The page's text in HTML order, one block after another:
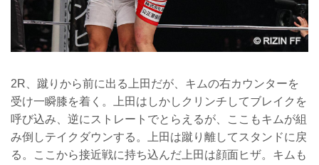
2R、蹴りから前に出る上田だが、キムの右カウンターを
受け一瞬膝を着く。上田はしかしクリンチしてブレイクを
呼び込み、逆にストレートでとらえるが、ここもキムが組
み倒しテイクダウンする。上田は蹴り離してスタンドに戻
る。ここから接近戦に持ち込んだ上田は顔面ヒザ。キムも